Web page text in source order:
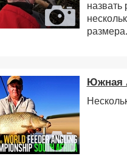
Южная